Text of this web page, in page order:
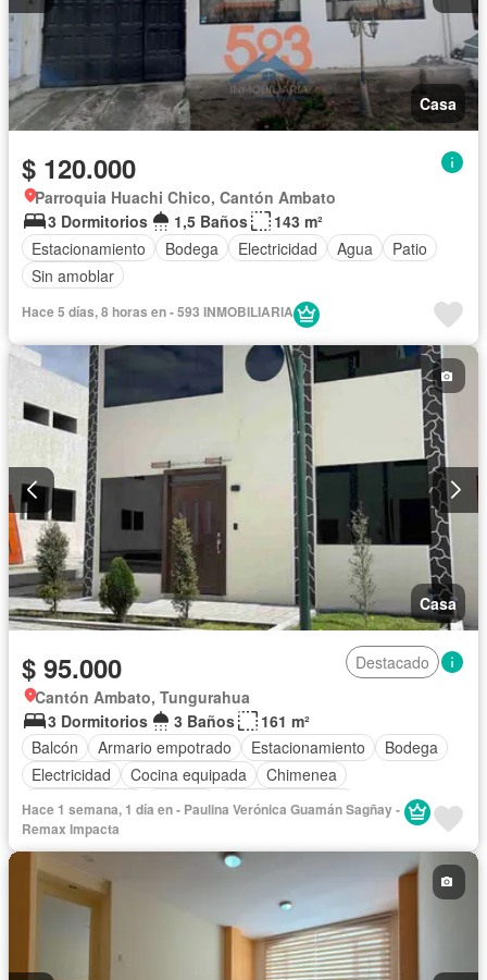
Casa
$ 120.000
Parroquia Huachi Chico, Cantón Ambato
3 Dormitorios
1,5 Baños
143 m²
Estacionamiento
Bodega Electricidad Agua
Patio
Sin amoblar
Hace 5 días, 8 horas en - 593 INMOBILIARIA
Casa
$ 95.000
Destacado
Cantón Ambato, Tungurahua
3 Dormitorios
3 Baños
161 m²
Balcón
Armario empotrado Estacionamiento
Bodega
Electricidad
Cocina equipada
Chimenea
Cocina integral
Internet
Vista panorámica
Cuarto de servicio
Área para niños
Jardín Biblioteca
Garita de guardianía
Seguridad
Hace 1 semana, 1 día en - Paulina Verónica Guamán Sagñay -
Remax Impacta